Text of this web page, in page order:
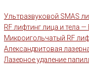
Ультразвуковой SMAS
RF лифтинг лица и тела
Микроигольчатый RF
Александритовая
Лазерное удаление